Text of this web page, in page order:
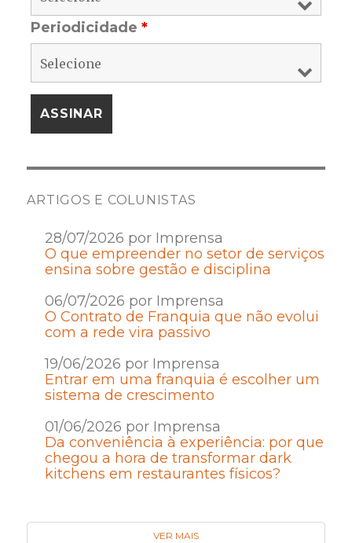
Periodicidade*
ARTIGOS E COLUNISTAS
28/07/2026 por Imprensa
O que empreender no setor de serviços
ensina sobre gestão e disciplina
06/07/2026 por Imprensa
O Contrato de Franquia que não evolui
com a rede vira passivo
19/06/2026 por Imprensa
Entrar em uma franquia é escolher um
sistema de crescimento
01/06/2026 por Imprensa
Da conveniência à experiência: por que
chegou a hora de transformar dark
kitchens em restaurantes físicos?
VER MAIS